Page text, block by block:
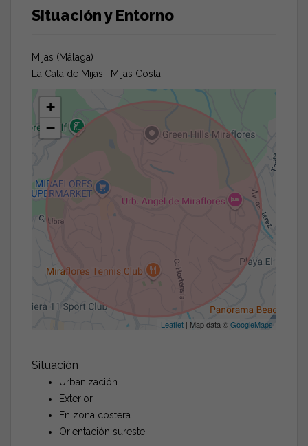
Situación y Entorno
Mijas (Málaga)
La Cala de Mijas | Mijas Costa
+
−
Leaflet | Map data ©GoogleMaps
Situación
Urbanización
Exterior
En zona costera
Orientación sureste